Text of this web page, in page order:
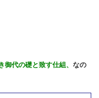
代の礎と致す仕組、 なの